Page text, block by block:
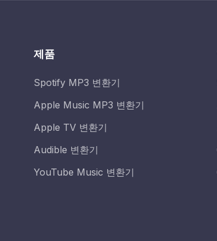
제품
Spotify MP3 변환기
Apple Music MP3 변환기
Apple TV 변환기
Audible 변환기
YouTube Music 변환기